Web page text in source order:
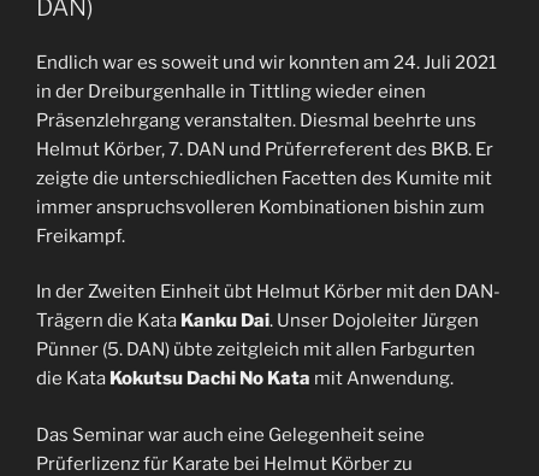
DAN)
Endlich war es soweit und wir konnten am 24. Juli 2021
in der Dreiburgenhalle in Tittling wieder einen
Präsenzlehrgang veranstalten. Diesmal beehrte uns
Helmut Körber, 7. DAN und Prüferreferent des BKB. Er
zeigte die unterschiedlichen Facetten des Kumite mit
immer anspruchsvolleren Kombinationen bishin zum
Freikampf.
In der Zweiten Einheit übt Helmut Körber mit den DAN-
Trägern die Kata Kanku Dai. Unser Dojoleiter Jürgen
Pünner (5. DAN) übte zeitgleich mit allen Farbgurten
die Kata Kokutsu Dachi No Kata mit Anwendung.
Das Seminar war auch eine Gelegenheit seine
Prüferlizenz für Karate bei Helmut Körber zu